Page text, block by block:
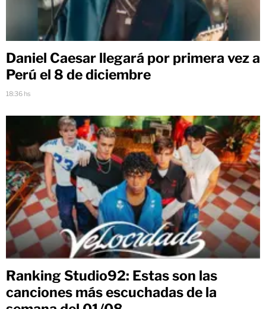
Daniel Caesar llegará por primera vez a
Perú el 8 de diciembre
18:36 hs
Ranking Studio92: Estas son las
canciones más escuchadas de la